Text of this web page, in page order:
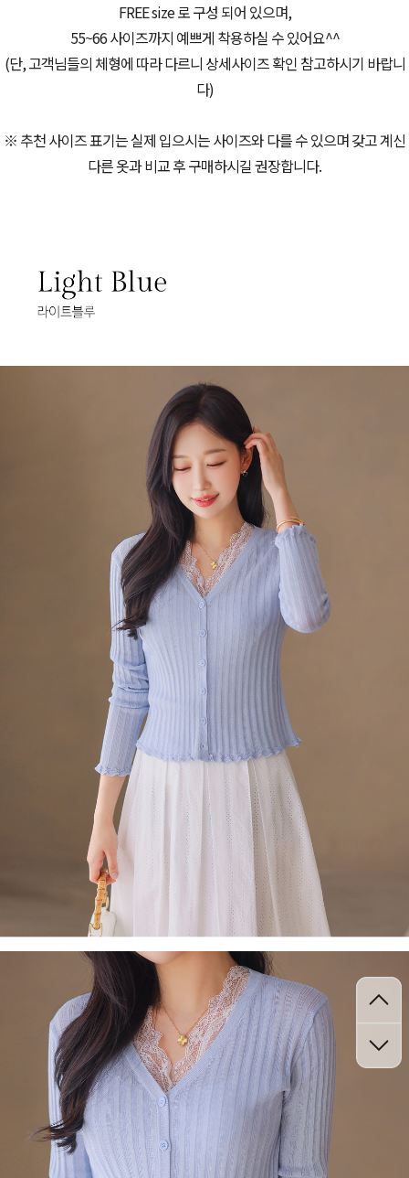
FREE size 로 구성 되어 있으며,
55~66 사이즈까지 예쁘게 착용하실 수 있어요^^
(단, 고객님들의 체형에 따라 다르니 상세사이즈 확인 참고하시기 바랍니
다)
※ 추천 사이즈 표기는 실제 입으시는 사이즈와 다를 수 있으며 갖고 계신
다른 옷과 비교 후 구매하시길 권장합니다.